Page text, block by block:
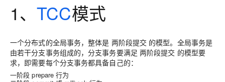
1、TCC模式
一个分布式的全局事务，整体是 两阶段提交 的模型。全局事务是
由若干分支事务组成的，分支事务要满足 两阶段提交 的模型要
求，即需要每个分支事务都具备自己的：
一阶段 prepare 行为